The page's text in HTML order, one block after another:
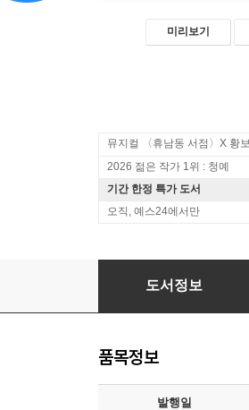
미리보기
2026 젊은 작가 1위 : 청예
기간 한정 특가 도서
오직, 예스24에서만
이 세상에 쉬운 일은 없다
도서정보
품목정보
발행일